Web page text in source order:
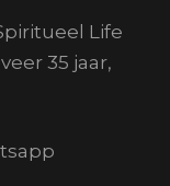
Life
35 jaar,